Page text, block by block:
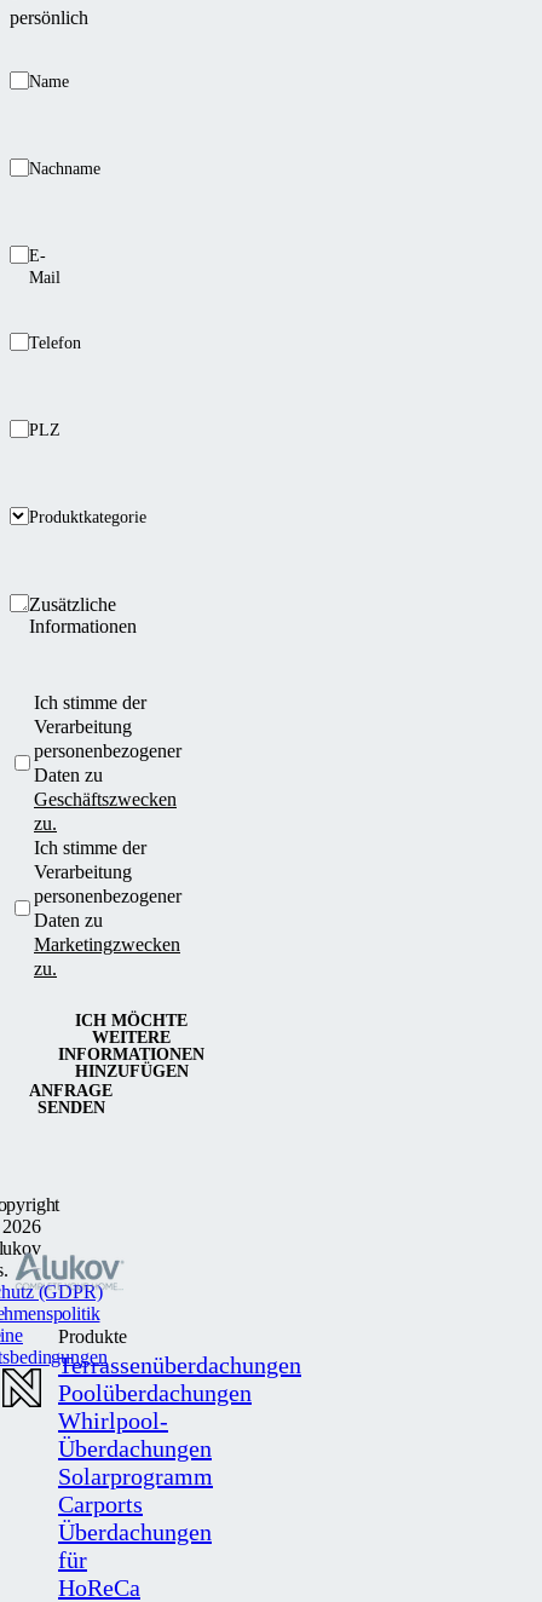
persönlich
Name
Nachname
E-
Mail
Telefon
PLZ
Produktkategorie
Zusätzliche
Informationen
Ich stimme der
Verarbeitung
personenbezogener
Daten zu
Geschäftszwecken
zu.
Ich stimme der
Verarbeitung
personenbezogener
Daten zu
Marketingzwecken
zu.
ANFRAGE
SENDEN
ICH MÖCHTE
WEITERE
INFORMATIONEN
HINZUFÜGEN
Produkte
Terrassenüberdachungen
Poolüberdachungen
Whirlpool-
Überdachungen
Solarprogramm
Carports
Überdachungen
für
HoReCa
(GDPR)